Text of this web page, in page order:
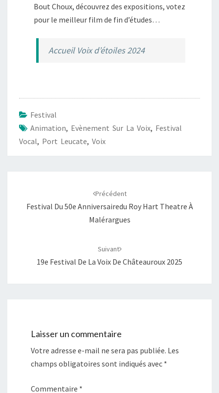
Bout Choux, découvrez des expositions, votez
pour le meilleur film de fin d’études…
Accueil Voix d’étoiles 2024
Festival
Animation, Evènement Sur La Voix, Festival
Vocal, Port Leucate, Voix
Précédent
Festival Du 50e Anniversairedu Roy Hart Theatre À
Malérargues
Suivant
19e Festival De La Voix De Châteauroux 2025
Laisser un commentaire
Votre adresse e-mail ne sera pas publiée. Les
champs obligatoires sont indiqués avec *
Commentaire *